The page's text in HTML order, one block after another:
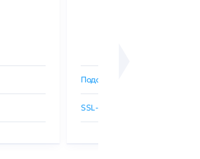
Подобрать SSL-сертификат
SSL-сертификаты GlobalSign